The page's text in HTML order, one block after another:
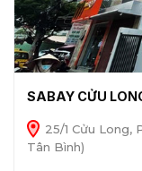
SABAY CỬU
25/1 Cửu Long,
Tân Bình)